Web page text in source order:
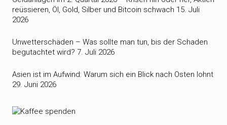
reüssieren, Öl, Gold, Silber und Bitcoin schwach 15. Juli
2026
Unwetterschäden – Was sollte man tun, bis der Schaden
begutachtet wird? 7. Juli 2026
Asien ist im Aufwind: Warum sich ein Blick nach Osten lohnt
29. Juni 2026